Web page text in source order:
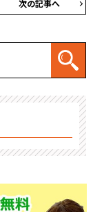
次の記事へ